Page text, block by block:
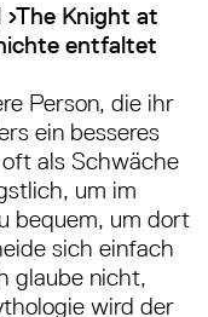
›The Knight at
entfaltet
Person, die ihr
ein besseres
als Schwäche
um im
bequem, um dort
sich einfach
glaube nicht,
wird der